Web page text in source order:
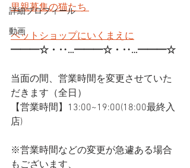
詳細プロフィール
動画
里親募集の猫たち
ペットショップにいくまえに
━━━☆・‥…━━━☆・‥…━━━☆
当面の間、営業時間を変更させていた
だきます（全日）
【営業時間】13:00~19:00(18:00最終入
店)
※営業時間などの変更が急遽ある場合
もございます、